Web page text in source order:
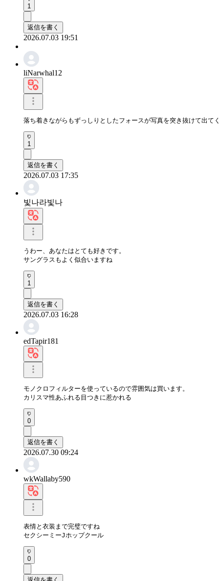
1
返信を書く
2026.07.03 19:51
liNarwhal12
落ち着きながらもずっしりとしたフォースが写真を突き抜けて出て
1
返信を書く
2026.07.03 17:35
빛나라빛나
うわー、あなたはとても好きです。
サングラスもよく似合いますね
1
返信を書く
2026.07.03 16:28
edTapir181
モノクロフィルターを使っているので雰囲気は買います。
カリスマ性あふれる目つきに惹かれる
0
返信を書く
2026.07.30 09:24
wkWallaby590
表情と衣装まで完璧ですね
セクシーミーJホップクール
0